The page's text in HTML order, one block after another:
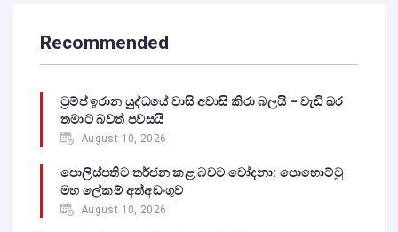
Recommended
ට්‍රම්ප් ඉරාන යුද්ධයේ වාසි අවාසි කිරා බලයි – වැඩි බර
තමාට බවත් පවසයි
August 10, 2026
පොලිස්පතිට තර්ජන කළ බවට චෝදනා: පොහොට්ටු
මහ ලේකම් අත්අඩංගුව
August 10, 2026